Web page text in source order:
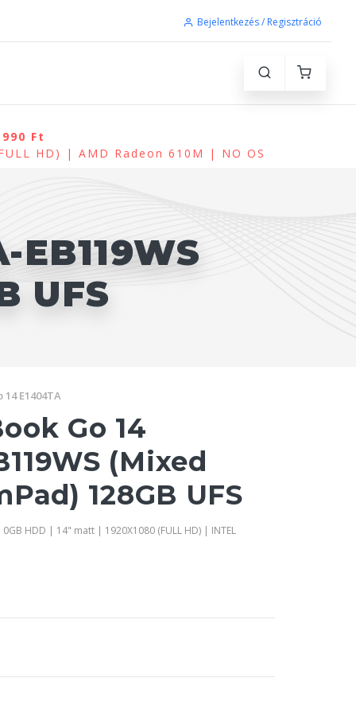
Bejelentkezés / Regisztráció
Ft
HD) | AMD Radeon 610M | NO OS
EB119WS
UFS
14 E1404TA
Go 14
(Mixed
128GB UFS
HDD | 14" matt | 1920X1080 (FULL HD) | INTEL